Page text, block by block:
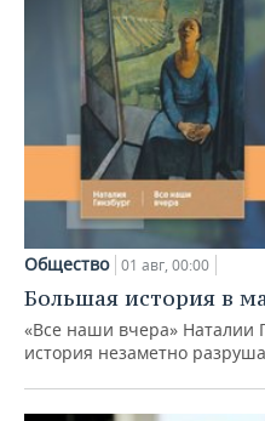
Общество 01 авг, 00:00
Большая история в
«Все наши вчера» Наталии
история незаметно